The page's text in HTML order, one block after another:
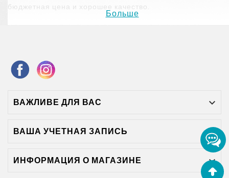
бюджетная цена и хорошее качество.
Черновцы, Полтава, Сумы, Винница, Черкассы, Ровно,
Житомир, Чернигов, Одесса и другие.
Купить пластиковый плинтус в
Больше
ВАЖЛИВЕ ДЛЯ ВАС 
ВАША УЧЕТНАЯ ЗАПИСЬ 
ИНФОРМАЦИЯ О МАГАЗИНЕ 